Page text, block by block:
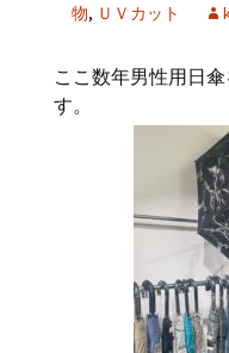
物, ＵＶカット
ここ数年男性用日
す。